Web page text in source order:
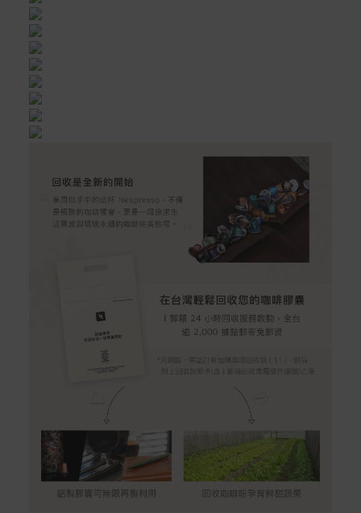
商品到貨後進行開箱前請全程錄影以確保自身權益 ! 非商
品本身瑕疵之退貨商品若有上述不完整之情況，本公司有
權向消費者收取相應的整新費用。
*遊戲光碟、軟體等影音商品屬智慧財產權之商品。依消費
者保護法第十九條第二項規定，一經拆封後恕不接受退換
貨。
如有相關退換貨服務需求，您可以透過專線或服務信箱聯
配送服務
本站商品除有特別標示收取運費之商品，其餘全館皆可免
運宅配到府。
Acer旗下品牌商品除可宅配配送全台各地外，部分商品可
在消費者完成訂單付款後兩個工作天內會安排訂單出貨，
非Acer旗下品牌商品依配合廠商規範，可能會有無法配送
外島的狀況，
您可以於「我的訂單」內查詢訂單出貨狀態 (路徑：我的帳
實際的到貨時間依配合的物流商做安排，在無特殊狀況下
可在出貨後的兩個工作天內送達。
預購商品依商品頁面上的出貨時間安排，且有可能因實際
生產狀況有延後情況發生。
保固與售後服務